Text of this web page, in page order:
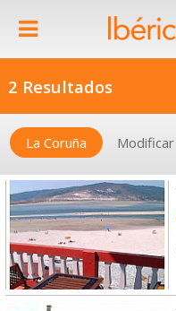
2 Resultados
La Coruña Modificar